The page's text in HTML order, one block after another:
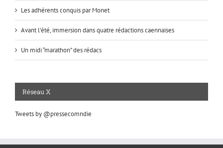
Les adhérents conquis par Monet
Avant l’été, immersion dans quatre rédactions caennaises
Un midi “marathon” des rédacs
Réseau X
Tweets by @pressecomndie